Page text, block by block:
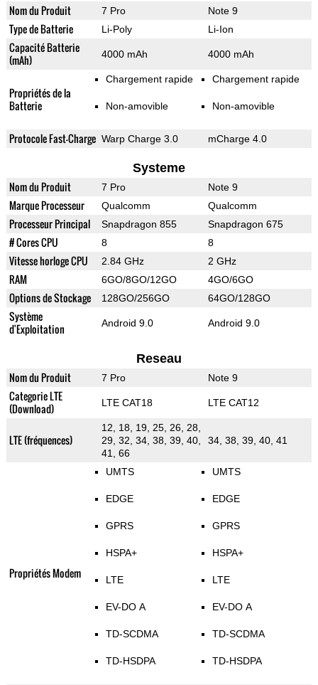
Nom du Produit 7 Pro Note 9
Type de Batterie Li-Poly Li-Ion
Capacité Batterie
(mAh)
4000 mAh 4000 mAh
Propriétés de la
Batterie
Chargement rapide
Non-amovible
Chargement rapide
Non-amovible
Protocole Fast-Charge Warp Charge 3.0 mCharge 4.0
Systeme
Nom du Produit 7 Pro Note 9
Marque Processeur Qualcomm Qualcomm
Processeur Principal Snapdragon 855 Snapdragon 675
# Cores CPU 8 8
Vitesse horloge CPU 2.84 GHz 2 GHz
RAM 6GO/8GO/12GO 4GO/6GO
Options de Stockage 128GO/256GO 64GO/128GO
Système
d'Exploitation
Android 9.0 Android 9.0
Reseau
Nom du Produit 7 Pro Note 9
Categorie LTE
(Download)
LTE CAT18 LTE CAT12
LTE (fréquences)
12, 18, 19, 25, 26, 28,
29, 32, 34, 38, 39, 40,
41, 66
34, 38, 39, 40, 41
Propriétés Modem
UMTS
EDGE
GPRS
HSPA+
LTE
EV-DO A
TD-SCDMA
TD-HSDPA
UMTS
EDGE
GPRS
HSPA+
LTE
EV-DO A
TD-SCDMA
TD-HSDPA